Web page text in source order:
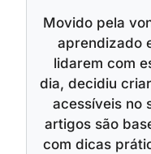
Movido pela
aprendizado
lidarem com
dia, decidiu
acessíveis no
artigos são
com dicas